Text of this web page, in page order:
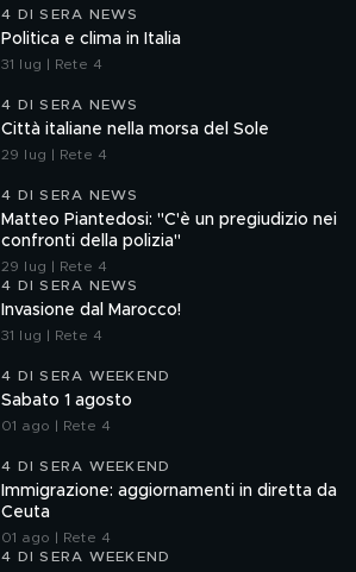
4 DI SERA NEWS
Politica e clima in Italia
31 lug | Rete 4
4 DI SERA NEWS
Città italiane nella morsa del Sole
29 lug | Rete 4
4 DI SERA NEWS
Matteo Piantedosi: "C'è un pregiudizio nei
confronti della polizia"
29 lug | Rete 4
4 DI SERA NEWS
Invasione dal Marocco!
31 lug | Rete 4
4 DI SERA WEEKEND
Sabato 1 agosto
01 ago | Rete 4
4 DI SERA WEEKEND
Immigrazione: aggiornamenti in diretta da
Ceuta
01 ago | Rete 4
4 DI SERA WEEKEND